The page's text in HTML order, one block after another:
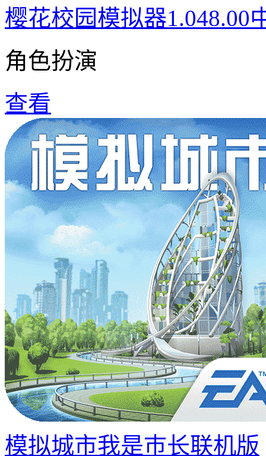
樱花校园模拟器1.048.00
角色扮演
查看
模拟城市我是巿长联机版